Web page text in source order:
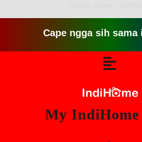
Cape ngga sih sama
My IndiHome